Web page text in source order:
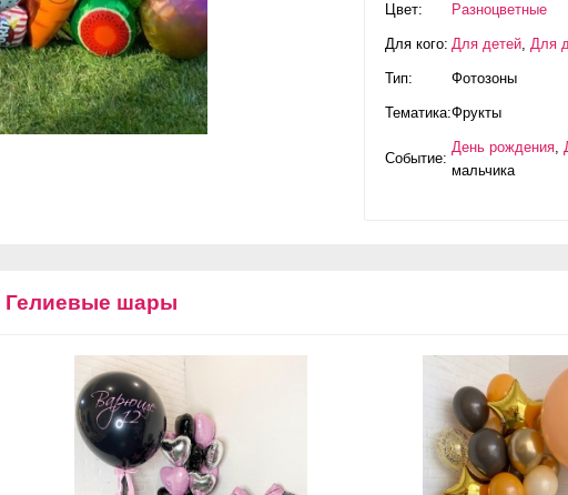
Цвет: Разноцветные
Для кого: Для детей, Для
Тип: Фотозоны
Тематика:Фрукты
Событие:
День рождения,
мальчика
Гелиевые шары